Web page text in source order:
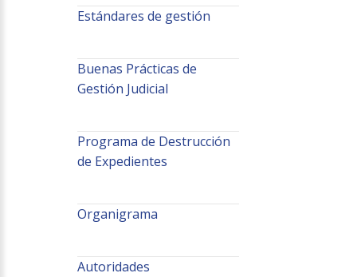
Estándares de gestión
Buenas Prácticas de
Gestión Judicial
Programa de Destrucción
de Expedientes
Organigrama
Autoridades